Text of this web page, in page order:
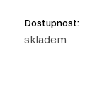
Dostupnost:
skladem